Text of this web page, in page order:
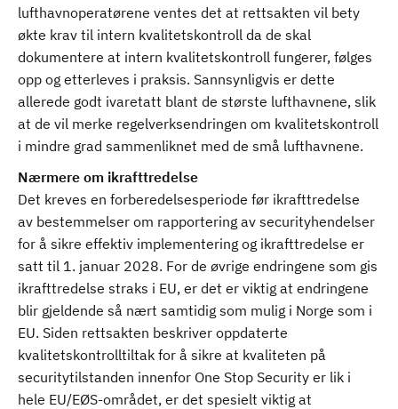
lufthavnoperatørene ventes det at rettsakten vil bety
økte krav til intern kvalitetskontroll da de skal
dokumentere at intern kvalitetskontroll fungerer, følges
opp og etterleves i praksis. Sannsynligvis er dette
allerede godt ivaretatt blant de største lufthavnene, slik
at de vil merke regelverksendringen om kvalitetskontroll
i mindre grad sammenliknet med de små lufthavnene.
Nærmere om ikrafttredelse
Det kreves en forberedelsesperiode før ikrafttredelse
av bestemmelser om rapportering av securityhendelser
for å sikre effektiv implementering og ikrafttredelse er
satt til 1. januar 2028. For de øvrige endringene som gis
ikrafttredelse straks i EU, er det er viktig at endringene
blir gjeldende så nært samtidig som mulig i Norge som i
EU. Siden rettsakten beskriver oppdaterte
kvalitetskontrolltiltak for å sikre at kvaliteten på
securitytilstanden innenfor One Stop Security er lik i
hele EU/EØS-området, er det spesielt viktig at